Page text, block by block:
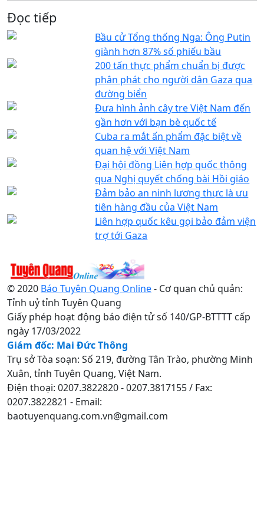
Đọc tiếp
Bầu cử Tổng thống Nga: Ông Putin
giành hơn 87% số phiếu bầu
200 tấn thực phẩm chuẩn bị được
phân phát cho người dân Gaza qua
đường biển
Đưa hình ảnh cây tre Việt Nam đến
gần hơn với bạn bè quốc tế
Cuba ra mắt ấn phẩm đặc biệt về
quan hệ với Việt Nam
Đại hội đồng Liên hợp quốc thông
qua Nghị quyết chống bài Hồi giáo
Đảm bảo an ninh lương thực là ưu
tiên hàng đầu của Việt Nam
Liên hợp quốc kêu gọi bảo đảm viện
trợ tới Gaza
© 2020 Báo Tuyên Quang Online- Cơ quan chủ quản:
Tỉnh uỷ tỉnh Tuyên Quang
Giấy phép hoạt động báo điện tử số 140/GP-BTTTT cấp
ngày 17/03/2022
Giám đốc: Mai Đức Thông
Trụ sở Tòa soạn: Số 219, đường Tân Trào, phường Minh
Xuân, tỉnh Tuyên Quang, Việt Nam.
Điện thoại: 0207.3822820 - 0207.3817155 / Fax:
0207.3822821 - Email:
baotuyenquang.com.vn@gmail.com